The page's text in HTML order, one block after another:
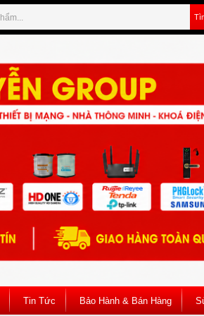
Tin Tức Bảo Hành & Bán Hàng